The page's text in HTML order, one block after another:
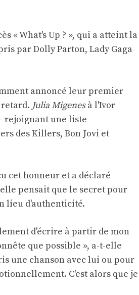
« What's Up ? », qui a atteint la
par Dolly Parton, Lady Gaga
annoncé leur premier
retard. Julia Migenesà l'Ivor
rejoignant une liste
des Killers, Bon Jovi et
cet honneur et a déclaré
pensait que le secret pour
lieu d'authenticité.
d'écrire à partir de mon
que possible », a-t-elle
une chanson avec lui ou pour
C'est alors que je